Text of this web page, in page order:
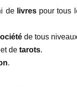
de livrespour tous
de tous
et de tarots.
.